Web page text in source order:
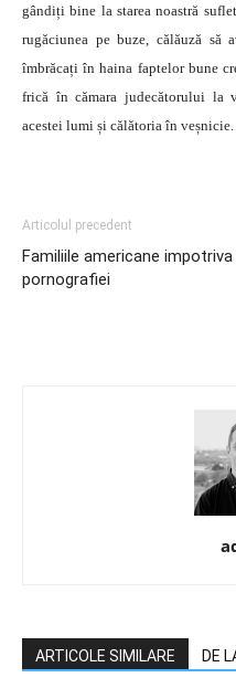
gândiți bine la starea noastră
rugăciunea pe buze, călăuză să
îmbrăcați în haina faptelor bune
frică în cămara judecătorului la
acestei lumi și călătoria în veșnicie.
Articolul precedent
Familiile americane impotriva
pornografiei
ARTICOLE SIMILARE DE